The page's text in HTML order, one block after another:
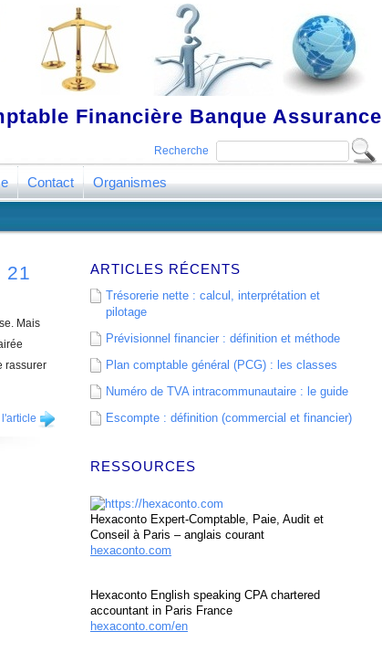
Financière Banque Assurance
Recherche
Contact Organismes
21
Mais
rassurer
l'article
ARTICLES RÉCENTS
Trésorerie nette : calcul, interprétation et
pilotage
Prévisionnel financier : définition et méthode
Plan comptable général (PCG) : les classes
Numéro de TVA intracommunautaire : le guide
Escompte : définition (commercial et financier)
RESSOURCES
Hexaconto Expert-Comptable, Paie, Audit et
Conseil à Paris – anglais courant
hexaconto.com
Hexaconto English speaking CPA chartered
accountant in Paris France
hexaconto.com/en